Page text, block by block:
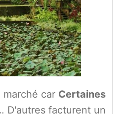
car Certaines
. D'autres facturent un